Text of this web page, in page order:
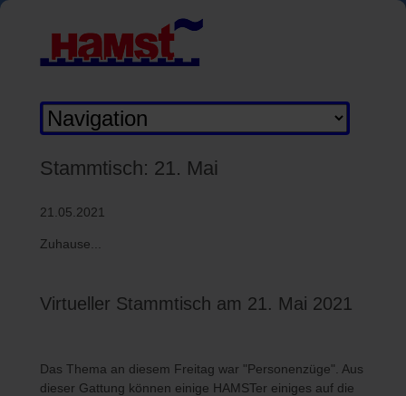
Zielseite
Stammtisch: 21. Mai
21.05.2021
Zuhause...
Virtueller Stammtisch am 21. Mai 2021
Das Thema an diesem Freitag war "Personenzüge". Aus
dieser Gattung können einige HAMSTer einiges auf die